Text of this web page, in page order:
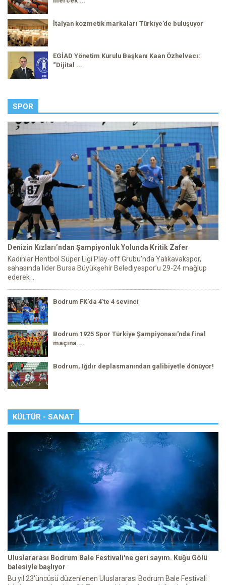
İtalyan kozmetik markaları Türkiye’de buluşuyor
EGİAD Yönetim Kurulu Başkanı Kaan Özhelvacı:
“Dijital ...
SPOR
Denizin Kızları’ndan Şampiyonluk Yolunda Kritik Zafer
Kadınlar Hentbol Süper Ligi Play-off Grubu’nda Yalıkavakspor,
sahasında lider Bursa Büyükşehir Belediyespor’u 29-24 mağlup
ederek ...
Bodrum FK'da 4'te 4 sevinci
Bodrum 1925 Spor Türkiye Şampiyonası'nda final
maçına ...
Bodrum, Iğdır deplasmanından galibiyetle dönüyor!
KÜLTÜR - SANAT
Uluslararası Bodrum Bale Festivali'ne geri sayım. Kuğu Gölü
balesiyle başlıyor
Bu yıl 23'üncüsü düzenlenen Uluslararası Bodrum Bale Festivali